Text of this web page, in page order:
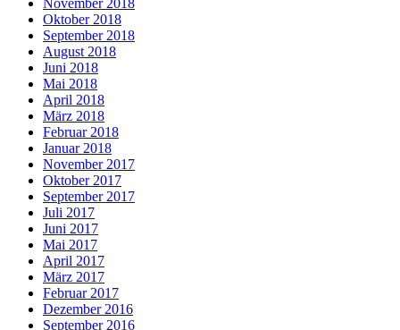
November 2018
Oktober 2018
September 2018
August 2018
Juni 2018
Mai 2018
April 2018
März 2018
Februar 2018
Januar 2018
November 2017
Oktober 2017
September 2017
Juli 2017
Juni 2017
Mai 2017
April 2017
März 2017
Februar 2017
Dezember 2016
September 2016